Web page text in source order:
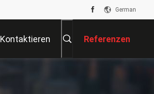
German
Kontaktieren Referenzen